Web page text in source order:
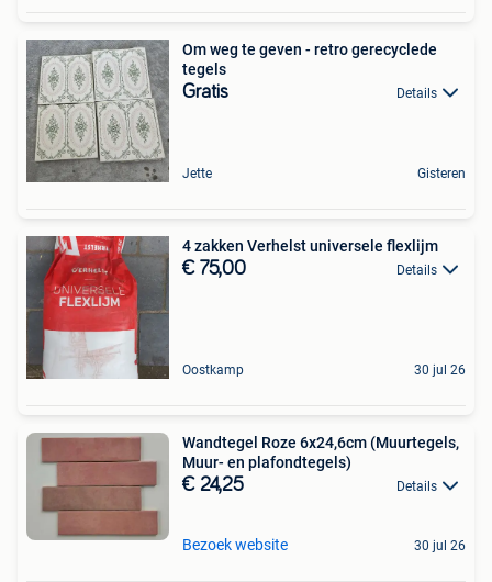
Om weg te geven - retro gerecyclede
tegels
Gratis Details
Jette Gisteren
4 zakken Verhelst universele flexlijm
€ 75,00 Details
Oostkamp 30 jul 26
Wandtegel Roze 6x24,6cm (Muurtegels,
Muur- en plafondtegels)
€ 24,25 Details
Bezoek website 30 jul 26